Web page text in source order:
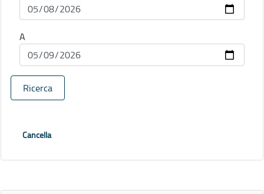
A
Ricerca
Cancella